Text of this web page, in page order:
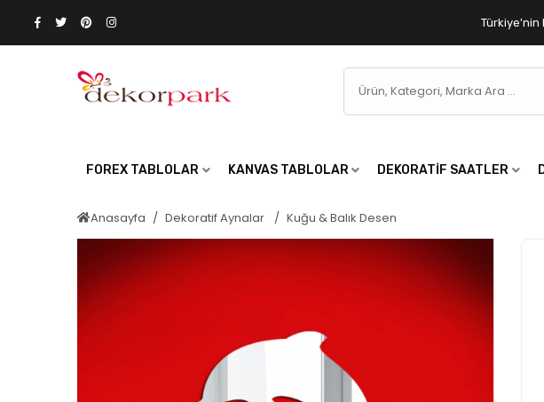
Türkiye'nin
FOREX TABLOLAR KANVAS TABLOLAR DEKORATIF SAATLER
Anasayfa Dekoratif Aynalar Kuğu & Balık Desen